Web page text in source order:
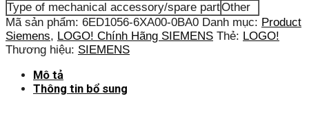
Type of mechanical accessory/spare partOther
Mã sản phẩm: 6ED1056-6XA00-0BA0 Danh mục: Product
Siemens, LOGO! Chính Hãng SIEMENS Thẻ: LOGO!
Thương hiệu: SIEMENS
Mô tả
Thông tin bổ sung